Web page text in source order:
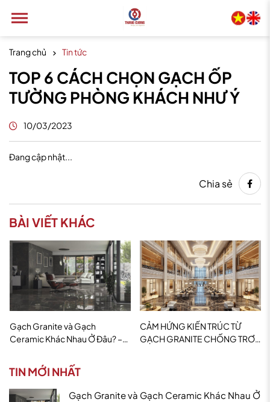
Trang chủ Tin tức
TOP 6 CÁCH CHỌN GẠCH ỐP
TƯỜNG PHÒNG KHÁCH NHƯ Ý
10/03/2023
Đang cập nhật...
Chia sẻ
BÀI VIẾT KHÁC
Gạch Granite và Gạch
Ceramic Khác Nhau Ở Đâu? –
CẢM HỨNG KIẾN TRÚC TỪ
GẠCH GRANITE CHỐNG TRƠN
TIN MỚI NHẤT
Gạch Granite và Gạch Ceramic Khác Nhau Ở